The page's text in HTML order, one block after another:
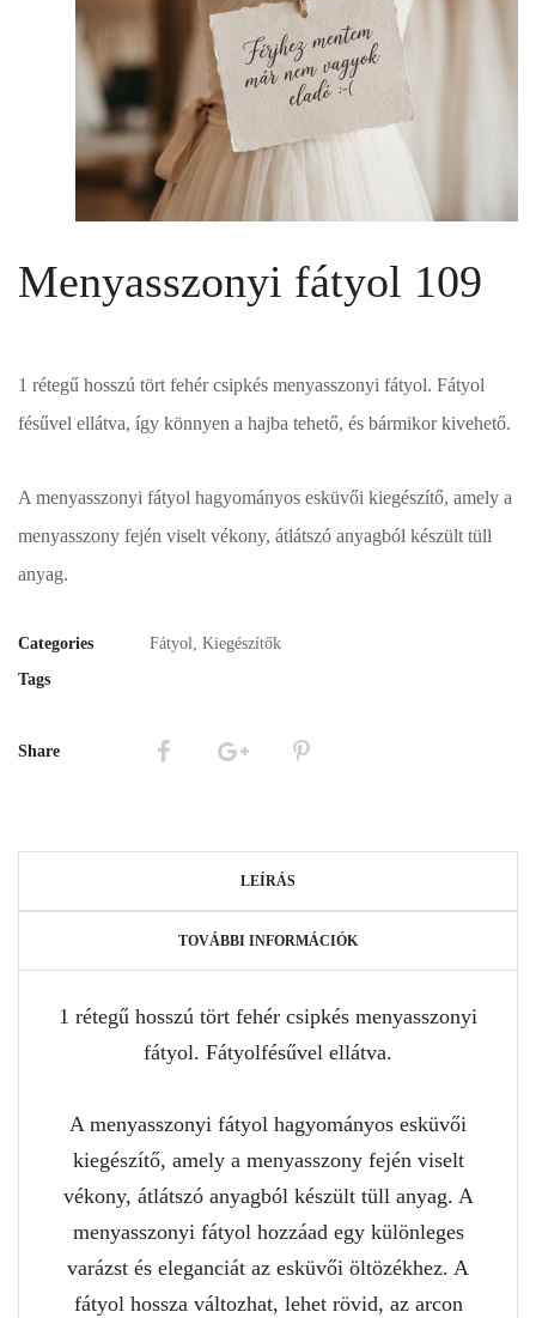
Menyasszonyi fátyol 109
1 rétegű hosszú tört fehér csipkés menyasszonyi fátyol. Fátyol
fésűvel ellátva, így könnyen a hajba tehető, és bármikor kivehető.
A menyasszonyi fátyol hagyományos esküvői kiegészítő, amely a
menyasszony fején viselt vékony, átlátszó anyagból készült tüll
anyag.
Categories Fátyol, Kiegészítők
Tags
Share
LEÍRÁS
TOVÁBBI INFORMÁCIÓK
1 rétegű hosszú tört fehér csipkés menyasszonyi
fátyol. Fátyolfésűvel ellátva.
A menyasszonyi fátyol hagyományos esküvői
kiegészítő, amely a menyasszony fején viselt
vékony, átlátszó anyagból készült tüll anyag. A
menyasszonyi fátyol hozzáad egy különleges
varázst és eleganciát az esküvői öltözékhez. A
fátyol hossza változhat, lehet rövid, az arcon